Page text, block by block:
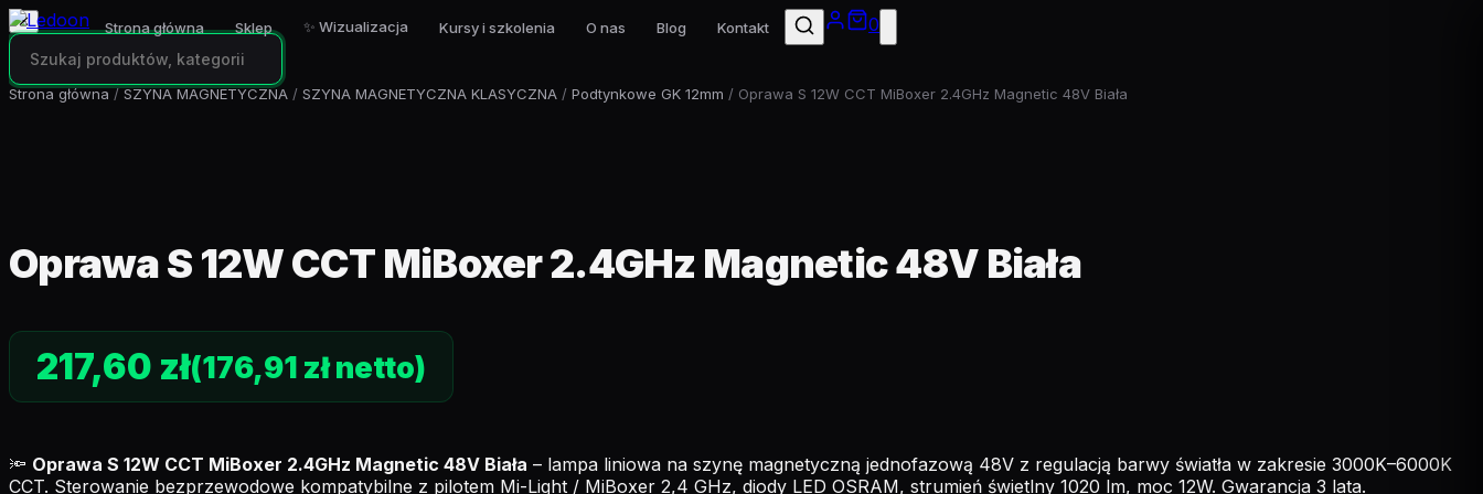
Strona główna Sklep ✨ Wizualizacja Kursy i szkolenia O nas Blog Kontakt 0
✕
Strona główna/SZYNA MAGNETYCZNA / SZYNA MAGNETYCZNA KLASYCZNA / Podtynkowe GK 12mm / Oprawa S 12W CCT MiBoxer 2.4GHz Magnetic 48V Biała
Oprawa S 12W CCT MiBoxer 2.4GHz Magnetic 48V Biała
217,60 zł(176,91 złnetto)
🔦 Oprawa S 12W CCT MiBoxer 2.4GHz Magnetic 48V Biała – lampa liniowa na szynę magnetyczną jednofazową 48V z regulacją barwy światła w zakresie 3000K–6000K
CCT. Sterowanie bezprzewodowe kompatybilne z pilotem Mi-Light / MiBoxer 2,4 GHz, diody LED OSRAM, strumień świetlny 1020 lm, moc 12W. Gwarancja 3 lata.